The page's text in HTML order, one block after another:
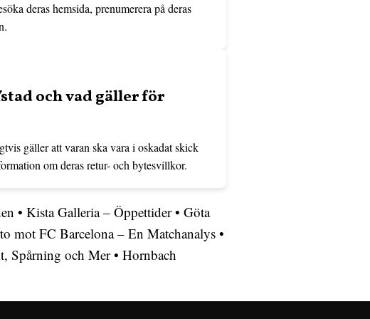
deras hemsida, prenumerera på deras
och vad gäller för
gäller att varan ska vara i oskadat skick
om deras retur- och bytesvillkor.
• Kista Galleria – Öppettider• Göta
mot FC Barcelona – En Matchanalys •
Spårning och Mer• Hornbach